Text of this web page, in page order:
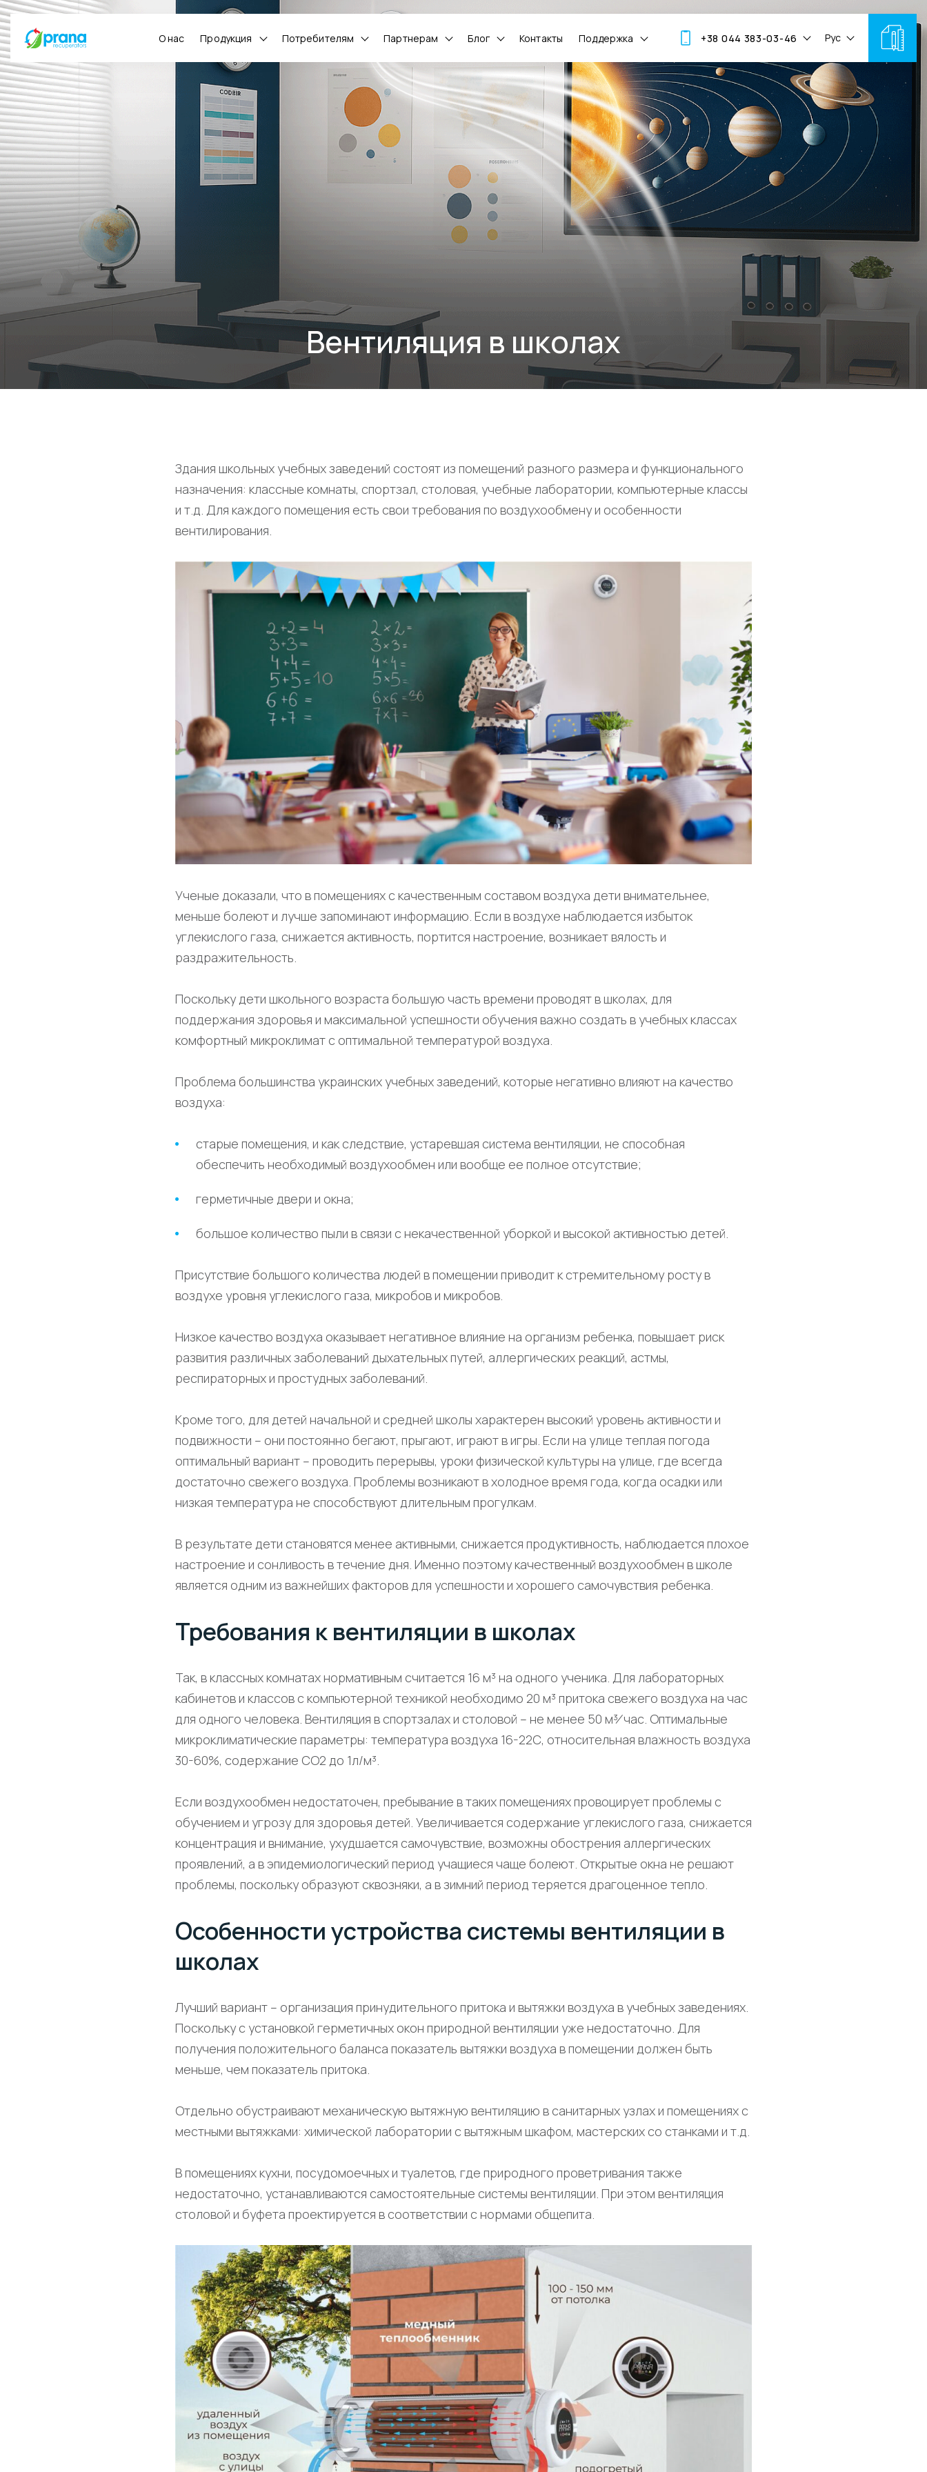
О нас Продукция Потребителям Партнерам Блог Контакты Поддержка +38 044 383-03-46 Рус
Вентиляция в школах
Здания школьных учебных заведений состоят из помещений разного размера и функционального
назначения: классные комнаты, спортзал, столовая, учебные лаборатории, компьютерные классы
и т.д. Для каждого помещения есть свои требования по воздухообмену и особенности
вентилирования.
Ученые доказали, что в помещениях с качественным составом воздуха дети внимательнее,
меньше болеют и лучше запоминают информацию. Если в воздухе наблюдается избыток
углекислого газа, снижается активность, портится настроение, возникает вялость и
раздражительность.
Поскольку дети школьного возраста большую часть времени проводят в школах, для
поддержания здоровья и максимальной успешности обучения важно создать в учебных классах
комфортный микроклимат с оптимальной температурой воздуха.
Проблема большинства украинских учебных заведений, которые негативно влияют на качество
воздуха:
старые помещения, и как следствие, устаревшая система вентиляции, не способная
обеспечить необходимый воздухообмен или вообще ее полное отсутствие;
герметичные двери и окна;
большое количество пыли в связи с некачественной уборкой и высокой активностью детей.
Присутствие большого количества людей в помещении приводит к стремительному росту в
воздухе уровня углекислого газа, микробов и микробов.
Низкое качество воздуха оказывает негативное влияние на организм ребенка, повышает риск
развития различных заболеваний дыхательных путей, аллергических реакций, астмы,
респираторных и простудных заболеваний.
Кроме того, для детей начальной и средней школы характерен высокий уровень активности и
подвижности – они постоянно бегают, прыгают, играют в игры. Если на улице теплая погода
оптимальный вариант – проводить перерывы, уроки физической культуры на улице, где всегда
достаточно свежего воздуха. Проблемы возникают в холодное время года, когда осадки или
низкая температура не способствуют длительным прогулкам.
В результате дети становятся менее активными, снижается продуктивность, наблюдается плохое
настроение и сонливость в течение дня. Именно поэтому качественный воздухообмен в школе
является одним из важнейших факторов для успешности и хорошего самочувствия ребенка.
Требования к вентиляции в школах
Так, в классных комнатах нормативным считается 16 м³ на одного ученика. Для лабораторных
кабинетов и классов с компьютерной техникой необходимо 20 м³ притока свежего воздуха на час
для одного человека. Вентиляция в спортзалах и столовой – не менее 50 м³⁄ час. Оптимальные
микроклиматические параметры: температура воздуха 16-22С, относительная влажность воздуха
30-60%, содержание СО2 до 1л/м³.
Если воздухообмен недостаточен, пребывание в таких помещениях провоцирует проблемы с
обучением и угрозу для здоровья детей. Увеличивается содержание углекислого газа, снижается
концентрация и внимание, ухудшается самочувствие, возможны обострения аллергических
проявлений, а в эпидемиологический период учащиеся чаще болеют. Открытые окна не решают
проблемы, поскольку образуют сквозняки, а в зимний период теряется драгоценное тепло.
Особенности устройства системы вентиляции в
школах
Лучший вариант – организация принудительного притока и вытяжки воздуха в учебных заведениях.
Поскольку с установкой герметичных окон природной вентиляции уже недостаточно. Для
получения положительного баланса показатель вытяжки воздуха в помещении должен быть
меньше, чем показатель притока.
Отдельно обустраивают механическую вытяжную вентиляцию в санитарных узлах и помещениях с
местными вытяжками: химической лаборатории с вытяжным шкафом, мастерских со станками и т.д.
В помещениях кухни, посудомоечных и туалетов, где природного проветривания также
недостаточно, устанавливаются самостоятельные системы вентиляции. При этом вентиляция
столовой и буфета проектируется в соответствии с нормами общепита.